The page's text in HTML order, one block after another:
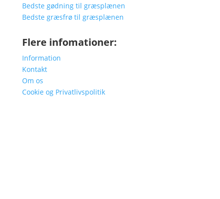
Bedste gødning til græsplænen
Bedste græsfrø til græsplænen
Flere infomationer:
Information
Kontakt
Om os
Cookie og Privatlivspolitik